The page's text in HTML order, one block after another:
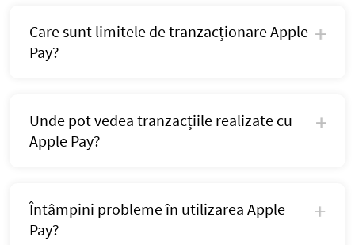
Care sunt limitele de tranzacționare Apple
Pay?
Unde pot vedea tranzacțiile realizate cu
Apple Pay?
Întâmpini probleme în utilizarea Apple
Pay?